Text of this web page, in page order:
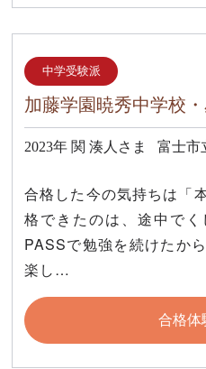
中学受験派
加藤学園暁秀中学校
2023年 関 湊人さま 富士市
合格した今の気持ちは「
格できたのは、途中で
PASSで勉強を続けたか
楽し…
合格体